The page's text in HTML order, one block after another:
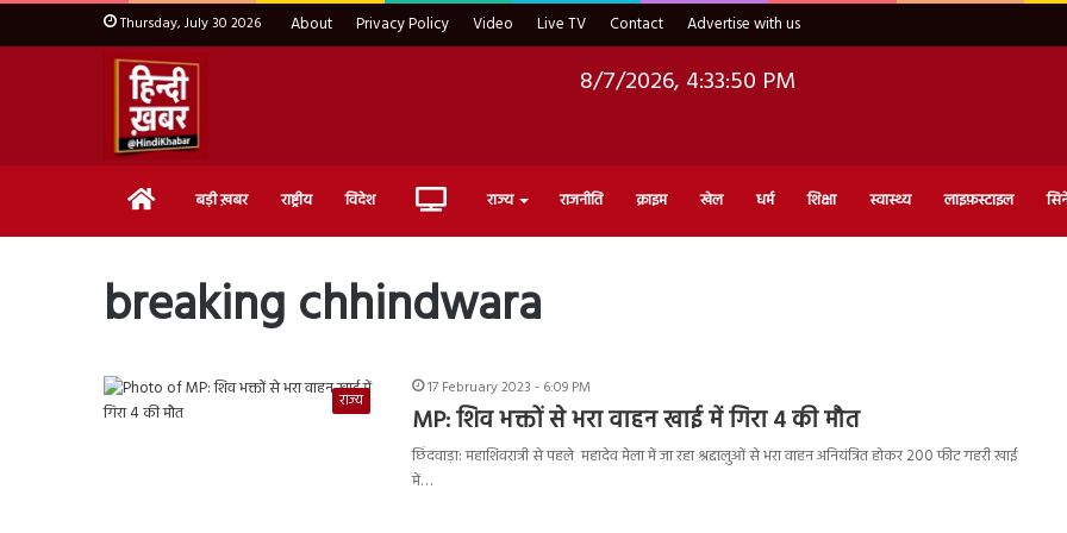
Thursday, July 30 2026 About Privacy Policy Video Live TV Contact Advertise with us
8/7/2026, 4:33:51 PM
Home बड़ी ख़बर राष्ट्रीय विदेश Live राज्य राजनीति क्राइम खेल धर्म शिक्षा स्वास्थ्य लाइफ़स्टाइल
breaking chhindwara
राज्य
17 February 2023 - 6:09 PM
MP: शिव भक्तों से भरा वाहन खाई में गिरा 4 की मौत
छिंदवाड़ा: महाशिवरात्री से पहले महादेव मेला में जा रहा श्रद्दालुओं से भरा वाहन अनियंत्रित होकर 200 फीट गहरी खाई
में…